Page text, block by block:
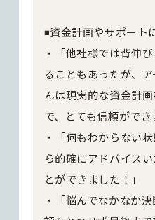
◾️資金計画やサポート
・「他社様では背伸
ることもあったが、
んは現実的な資金計
で、とても信頼ができ
・「何もわからない
ら的確にアドバイス
とができました！」
・「悩んでなかなか